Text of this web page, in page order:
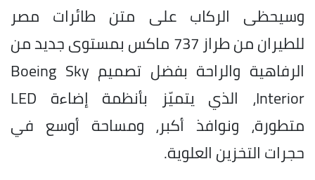
وسيحظى الركاب على متن طائرات مصر
للطيران من طراز 737 ماكس بمستوى جديد من
الرفاهية والراحة بفضل تصميم Boeing Sky
Interior، الذي يتميّز بأنظمة إضاءة LED
متطورة، ونوافذ أكبر، ومساحة أوسع في
حجرات التخزين العلوية.